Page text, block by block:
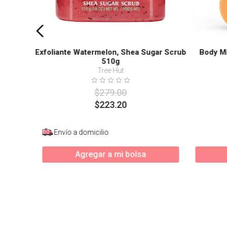
Exfoliante Watermelon, Shea Sugar Scrub
510g
Tree Hut
$279.00
$223.20
Envío a domicilio
Agregar a mi bolsa
Body